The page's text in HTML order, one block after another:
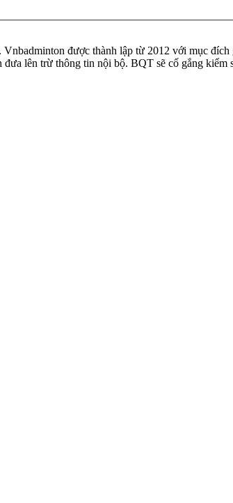
được thành lập từ 2012 với mục
lên trừ thông tin nội bộ. BQT sẽ cố gắng